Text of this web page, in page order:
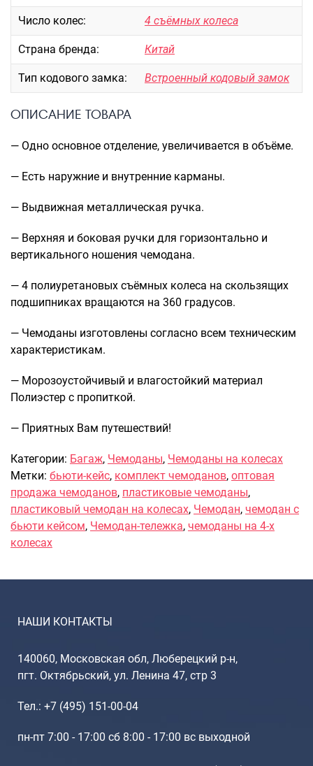
Багаж
Чемоданы оптом
Чемоданы на колесах
Чемоданы детские
Пилоты на колесах
чемоданов
Распродажа
Сумки спортивные
Сумки деловые
Сумки поясные
Сумки пляжные
Сумки-тележки хозяйственные
Сумки детские
Рюкзаки
Рюкзаки школьные
Рюкзаки подростковые
Ранцы школьные
Рюкзаки детские
Рюкзаки туристические
Рюкзаки для охоты-рыбалки
Аксессуары
Чехлы для чемоданов
Мешки для обуви
Число колес: 4 съёмных колеса
Страна бренда: Китай
Тип кодового замка: Встроенный кодовый замок
ОПИСАНИЕ ТОВАРА
— Одно основное отделение, увеличивается в объёме.
— Есть наружние и внутренние карманы.
— Выдвижная металлическая ручка.
— Верхняя и боковая ручки для горизонтально и
вертикального ношения чемодана.
— 4 полиуретановых съёмных колеса на скользящих
подшипниках вращаются на 360 градусов.
— Чемоданы изготовлены согласно всем техническим
характеристикам.
— Морозоустойчивый и влагостойкий материал
Полиэстер с пропиткой.
— Приятных Вам путешествий!
Категории: Багаж, Чемоданы, Чемоданы на колесах
Метки: бьюти-кейс, комплект чемоданов, оптовая
продажа чемоданов, пластиковые чемоданы,
пластиковый чемодан на колесах, Чемодан, чемодан с
бьюти кейсом, Чемодан-тележка, чемоданы на 4-х
колесах
НАШИ КОНТАКТЫ
140060, Московская обл, Люберецкий р-н,
пгт. Октябрьский, ул. Ленина 47, стр 3
Тел.: +7 (495) 151-00-04
пн-пт 7:00 - 17:00 сб 8:00 - 17:00 вс выходной